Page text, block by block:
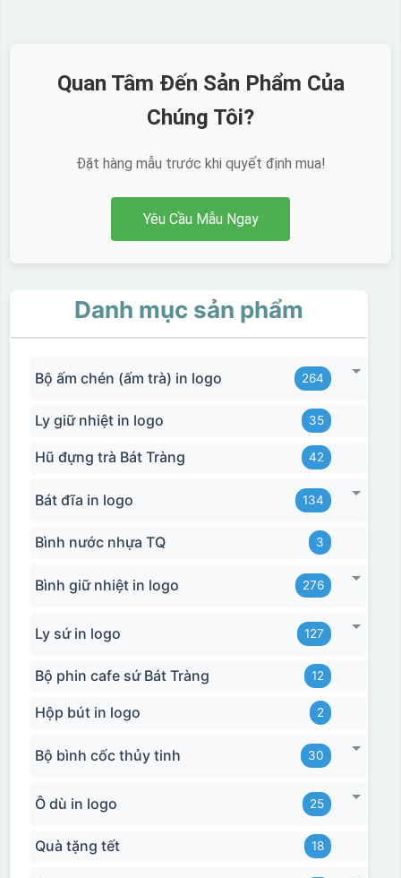
Chén sau khi được dán xong (chưa nung)
Quan Tâm Đến Sản Phẩm Của
Chúng Tôi?
Đặt hàng mẫu trước khi quyết định mua!
Yêu Cầu Mẫu Ngay
Danh mục sản phẩm
Bộ ấm chén (ấm trà) in logo 264
Ly giữ nhiệt in logo 35
Hũ đựng trà Bát Tràng 42
Bát đĩa in logo 134
Bình nước nhựa TQ 3
Bình giữ nhiệt in logo 276
Ly sứ in logo 127
Bộ phin cafe sứ Bát Tràng 12
Hộp bút in logo 2
Bộ bình cốc thủy tinh 30
Ô dù in logo 25
Quà tặng tết 18